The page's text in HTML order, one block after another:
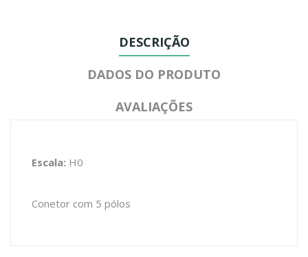
DESCRIÇÃO
DADOS DO PRODUTO
AVALIAÇÕES
Escala: H0
Conetor com 5 pólos